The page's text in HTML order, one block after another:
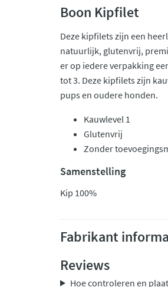
Boon Kipfilet
Deze kipfilets zijn een
natuurlijk, glutenvrij,
er op iedere verpakking
tot 3. Deze kipfilets zijn
pups en oudere honden.
Kauwlevel 1
Glutenvrij
Zonder
Samenstelling
Kip 100%
Fabrikant
Reviews
Hoe controleren en